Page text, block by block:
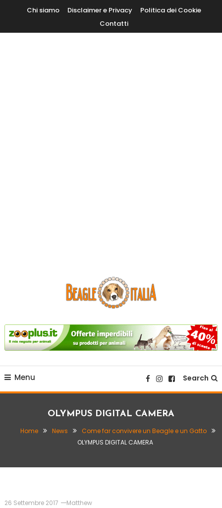
Content
Chi siamo Disclaimer e Privacy
Politica dei Cookie
Contatti
Beagle Italia
Menu Search
OLYMPUS DIGITAL CAMERA
Home News
Come far convivere un Beagle e un Gatto
OLYMPUS DIGITAL CAMERA
26 Settembre 2017 Matthew